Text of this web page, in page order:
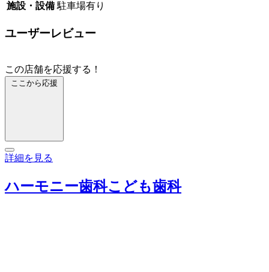
施設・設備 駐車場有り
ユーザーレビュー
この店舗を応援する！
ここから応援
詳細を見る
ハーモニー歯科こども歯科